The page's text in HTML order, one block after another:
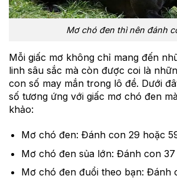
Mơ chó đen thì nên đánh
Mỗi giấc mơ không chỉ mang đến
linh sâu sắc mà còn được coi là
con số may mắn trong lô đề. Dưới
số tương ứng với giấc mơ chó đen
khảo:
Mơ chó đen: Đánh con 29 hoặc
Mơ chó đen sủa lớn: Đánh con 37
Mơ chó đen đuổi theo bạn: Đánh